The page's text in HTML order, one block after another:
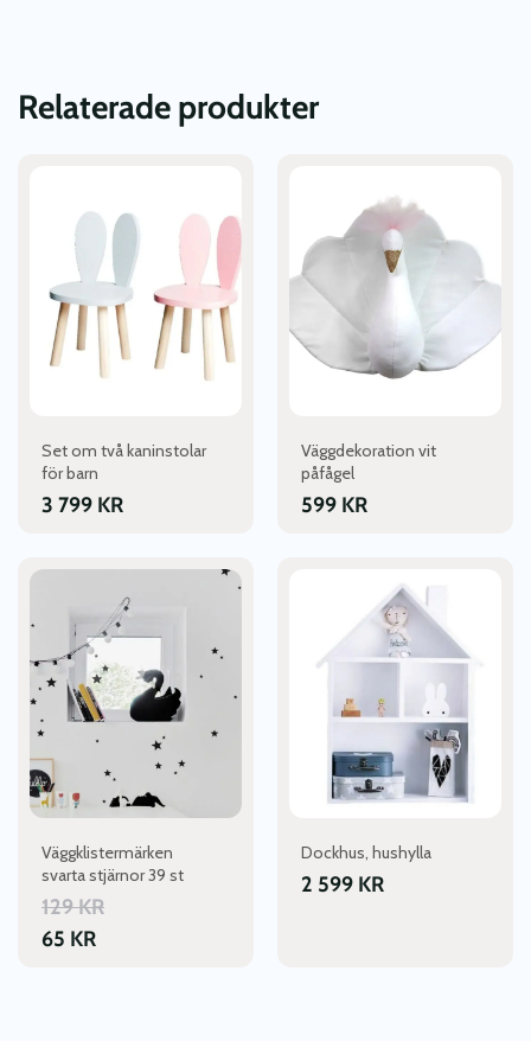
Relaterade produkter
Set om två kaninstolar
för barn
3 799 KR
produkten
varianter.
olika
alternativen
produktsidan
Väggdekoration vit
påfågel
599 KR
Väggklistermärken
svarta stjärnor 39 st
129KR
65 KR
Dockhus, hushylla
2 599 KR